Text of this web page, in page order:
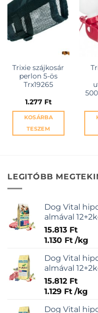
Trixie szájkosár
perlon 5-ös
Trx19265
1.277 Ft
KOSÁRBA
TESZEM
LEGITÓBB
Dog Vital
almával
15.813 Ft
1.130 Ft /kg
Dog Vital
almával
15.812 Ft
1.129 Ft /kg
Dog Vital